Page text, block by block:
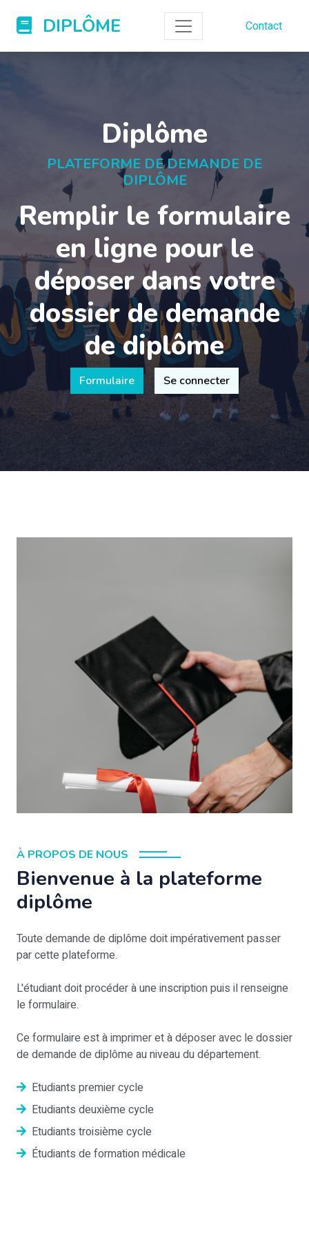
DIPLÔME Contact
Diplôme
PLATEFORME DE DEMANDE DE
DIPLÔME
Remplir le formulaire
en ligne pour le
déposer dans votre
dossier de demande
de diplôme
Formulaire Se connecter
À PROPOS DE NOUS
Bienvenue à la plateforme
diplôme
Toute demande de diplôme doit impérativement passer
par cette plateforme.
L'étudiant doit procéder à une inscription puis il renseigne
le formulaire.
Ce formulaire est à imprimer et à déposer avec le dossier
de demande de diplôme au niveau du département.
Etudiants premier cycle
Etudiants deuxième cycle
Etudiants troisième cycle
Étudiants de formation médicale